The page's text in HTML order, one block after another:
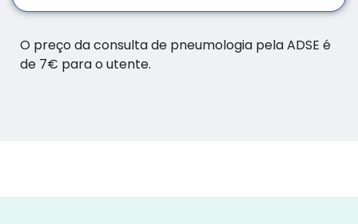
O preço da consulta de pneumologia pela ADSE é
de 7€ para o utente.